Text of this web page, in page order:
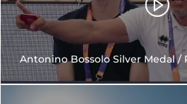
Antonino Bossolo Silver Medal /